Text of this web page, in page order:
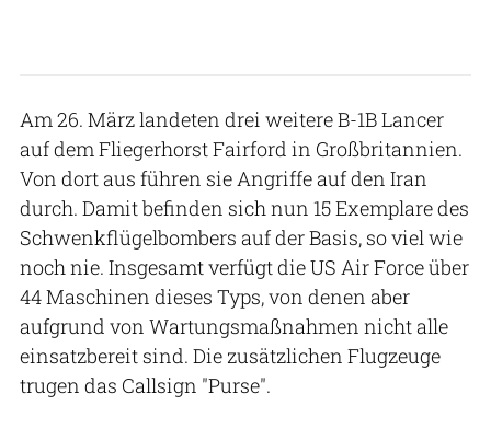
Am 26. März landeten drei weitere B-1B Lancer
auf dem Fliegerhorst Fairford in Großbritannien.
Von dort aus führen sie Angriffe auf den Iran
durch. Damit befinden sich nun 15 Exemplare des
Schwenkflügelbombers auf der Basis, so viel wie
noch nie. Insgesamt verfügt die US Air Force über
44 Maschinen dieses Typs, von denen aber
aufgrund von Wartungsmaßnahmen nicht alle
einsatzbereit sind. Die zusätzlichen Flugzeuge
trugen das Callsign "Purse".